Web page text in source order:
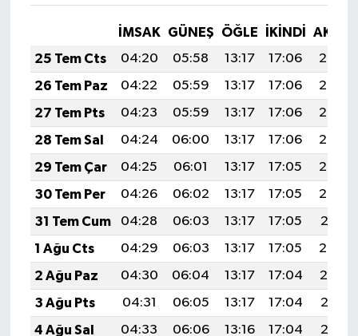
İMSAK GÜNEŞ ÖĞLE İKINDI
25 Tem Cts
04:20 05:58 13:17 17:06
20:26
26 Tem Paz
04:22 05:59 13:17 17:06
20:25
27 Tem Pts
04:23 05:59 13:17 17:06
20:24
28 Tem Sal
04:24 06:00 13:17 17:06
20:24
29 Tem Çar
04:25 06:01 13:17 17:05
20:23
30 Tem Per
04:26 06:02 13:17 17:05
20:22
31 Tem Cum
04:28 06:03 13:17 17:05
20:21
1 Ağu Cts
04:29 06:03 13:17 17:05
20:20
2 Ağu Paz
04:30 06:04 13:17 17:04
20:19
3 Ağu Pts
04:31 06:05 13:17 17:04
20:18
4 Ağu Sal
04:33 06:06 13:16 17:04
20:17